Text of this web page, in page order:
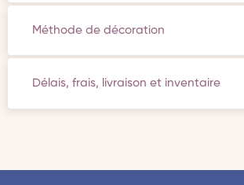
Méthode de décoration
Délais, frais, livraison et inventaire